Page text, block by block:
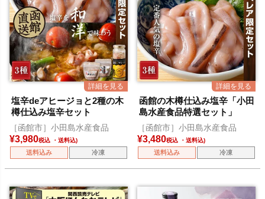
塩辛deアヒージョと2種の木
樽仕込み塩辛セット
［函館市］小田島水産食品
¥3,980税込
送料込み 冷凍
函館の木樽仕込み塩辛「小田
島水産食品特選セット」
［函館市］小田島水産食品
¥3,480税込
送料込み 冷凍